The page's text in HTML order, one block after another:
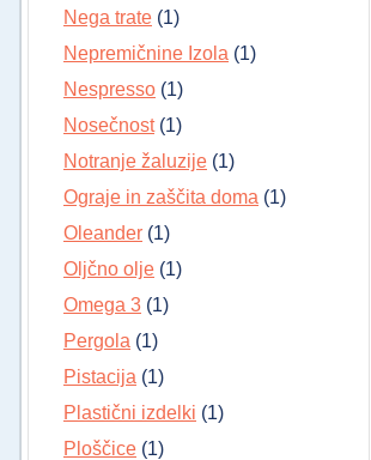
Nega trate (1)
Nepremičnine Izola (1)
Nespresso (1)
Nosečnost(1)
Notranje žaluzije (1)
Ograje in zaščita doma (1)
Oleander (1)
Oljčno olje (1)
Omega 3 (1)
Pergola (1)
Pistacija (1)
Plastični izdelki (1)
Ploščice (1)